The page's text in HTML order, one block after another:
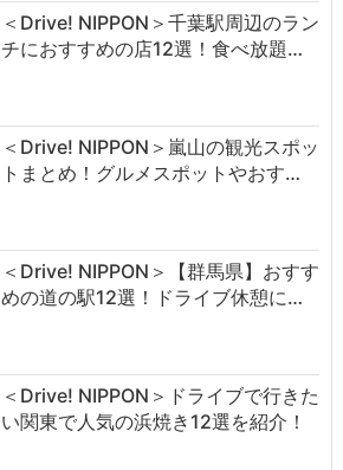
＜Drive! NIPPON＞千葉駅周辺のラン
チにおすすめの店12選！食べ放題…
＜Drive! NIPPON＞嵐山の観光スポッ
トまとめ！グルメスポットやおす…
＜Drive! NIPPON＞【群馬県】おすす
めの道の駅12選！ドライブ休憩に…
＜Drive! NIPPON＞ドライブで行きた
い関東で人気の浜焼き12選を紹介！